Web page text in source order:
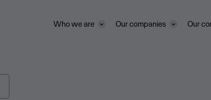
Who we are Our companies Our